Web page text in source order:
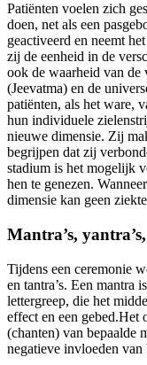
Patiënten voelen zich
doen, net als een
geactiveerd en neemt
zij de eenheid in de
ook de waarheid van de
(Jeevatma) en de
patiënten, als het ware,
hun individuele
nieuwe dimensie. Zij
begrijpen dat zij
stadium is het mogelijk
hen te genezen.
dimensie kan geen
Mantra’s,
Tijdens een ceremonie
en tantra’s. Een mantra
lettergreep, die het
effect en een gebed.Het
(chanten) van bepaalde
negatieve invloeden van